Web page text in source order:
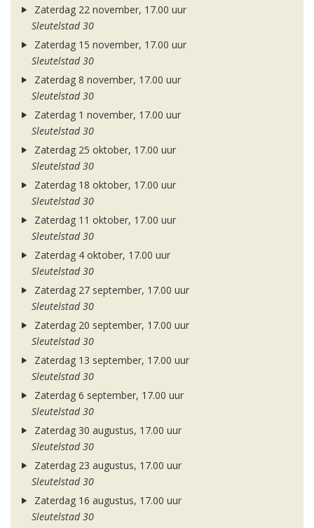
Zaterdag 22 november, 17.00 uur
Sleutelstad 30
Zaterdag 15 november, 17.00 uur
Sleutelstad 30
Zaterdag 8 november, 17.00 uur
Sleutelstad 30
Zaterdag 1 november, 17.00 uur
Sleutelstad 30
Zaterdag 25 oktober, 17.00 uur
Sleutelstad 30
Zaterdag 18 oktober, 17.00 uur
Sleutelstad 30
Zaterdag 11 oktober, 17.00 uur
Sleutelstad 30
Zaterdag 4 oktober, 17.00 uur
Sleutelstad 30
Zaterdag 27 september, 17.00 uur
Sleutelstad 30
Zaterdag 20 september, 17.00 uur
Sleutelstad 30
Zaterdag 13 september, 17.00 uur
Sleutelstad 30
Zaterdag 6 september, 17.00 uur
Sleutelstad 30
Zaterdag 30 augustus, 17.00 uur
Sleutelstad 30
Zaterdag 23 augustus, 17.00 uur
Sleutelstad 30
Zaterdag 16 augustus, 17.00 uur
Sleutelstad 30